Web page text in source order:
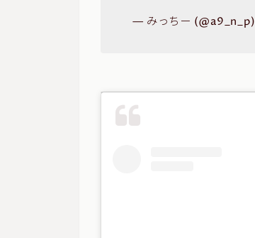
— みっちー